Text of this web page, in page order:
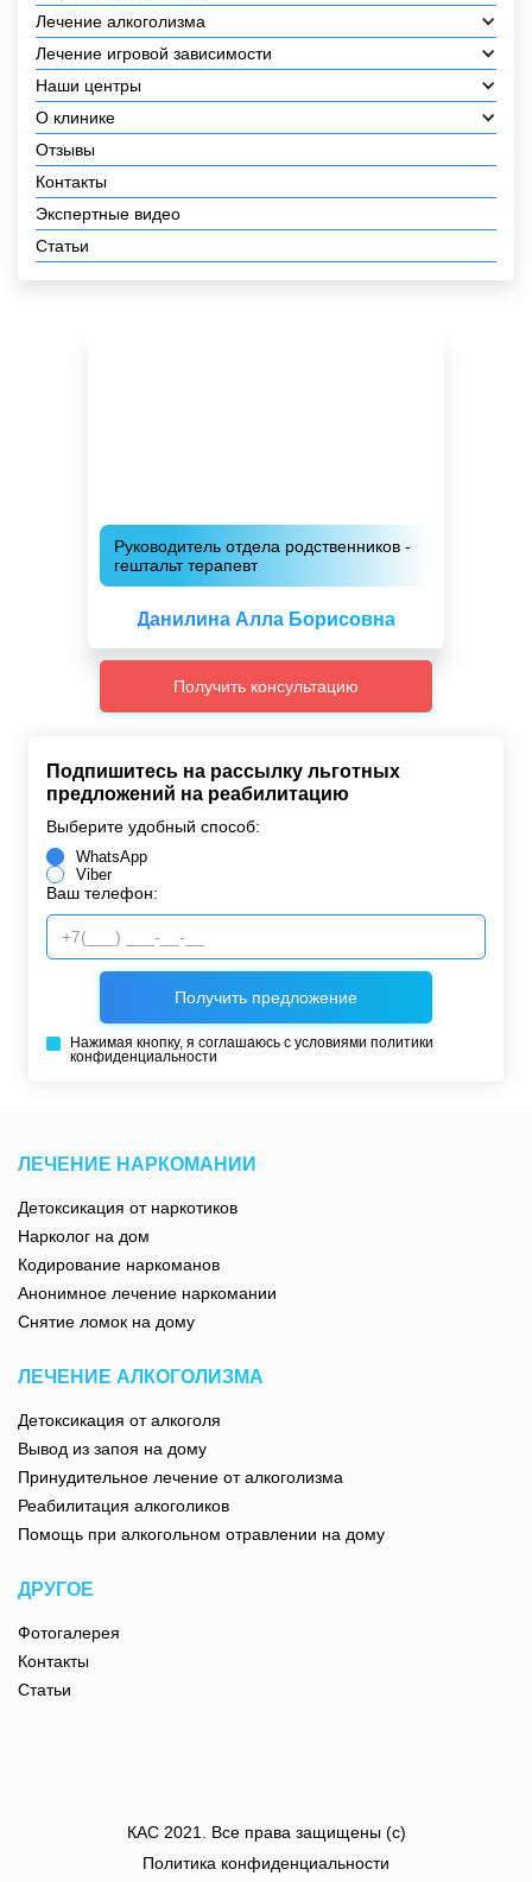
Лечение алкоголизма
Лечение игровой зависимости
Наши центры
О клинике
Отзывы
Контакты
Экспертные видео
Статьи
Руководитель отдела родственников -
гештальт терапевт
Данилина Алла Борисовна
Получить консультацию
Подпишитесь на рассылку льготных
предложений на реабилитацию
Выберите удобный способ:
WhatsApp
Viber
Ваш телефон:
Нажимая кнопку, я соглашаюсь с условиями политики
конфиденциальности
ЛЕЧЕНИЕ НАРКОМАНИИ
Детоксикация от наркотиков
Нарколог на дом
Кодирование наркоманов
Анонимное лечение наркомании
Снятие ломок на дому
ЛЕЧЕНИЕ АЛКОГОЛИЗМА
Детоксикация от алкоголя
Вывод из запоя на дому
Принудительное лечение от алкоголизма
Реабилитация алкоголиков
Помощь при алкогольном отравлении на дому
ДРУГОЕ
Фотогалерея
Контакты
Статьи
КАС 2021
. Все права защищены (с)
Политика конфиденциальности